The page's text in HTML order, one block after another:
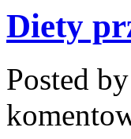
Diety
Posted